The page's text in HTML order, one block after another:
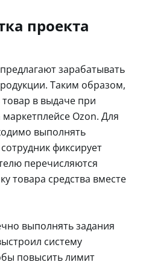
проекта
зарабатывать
Таким образом,
в выдаче при
Ozon. Для
выполнять
фиксирует
перечисляются
товара средства вместе
выполнять задания
систему
повысить лимит